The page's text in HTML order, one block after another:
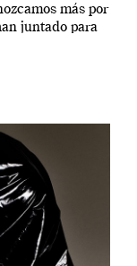
más por
juntado para